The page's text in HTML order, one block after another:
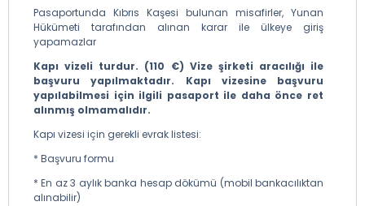
Pasaportunda Kıbrıs Kaşesi bulunan misafirler, Yunan
Hükümeti tarafından alınan karar ile ülkeye giriş
yapamazlar
Kapı vizeli turdur. (110 €) Vize şirketi aracılığı ile
başvuru yapılmaktadır. Kapı vizesine başvuru
yapılabilmesi için ilgili pasaport ile daha önce ret
alınmış olmamalıdır.
Kapı vizesi için gerekli evrak listesi:
* Başvuru formu
* En az 3 aylık banka hesap dökümü (mobil bankacılıktan
alınabilir)